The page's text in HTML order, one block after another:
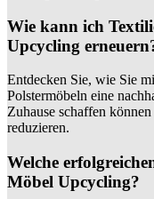
Wie kann ich
Upcycling
Entdecken Sie, wie Sie
Polstermöbeln eine
Zuhause schaffen
reduzieren.
Welche
Möbel Upcycling?